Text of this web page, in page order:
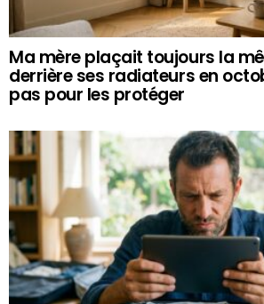
Ma mère plaçait toujours la
derrière ses radiateurs en
pas pour les protéger